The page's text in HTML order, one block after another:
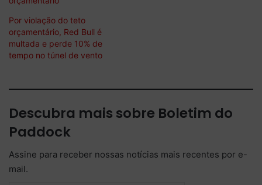
Por violação do teto
orçamentário, Red Bull é
multada e perde 10% de
tempo no túnel de vento
Descubra mais sobre Boletim do
Paddock
Assine para receber nossas notícias mais recentes por e-
mail.